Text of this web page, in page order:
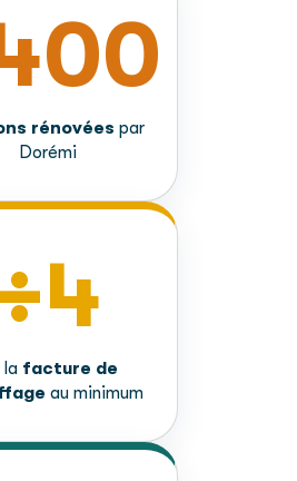
rénovées par
Dorémi
÷4
la facture de
au minimum